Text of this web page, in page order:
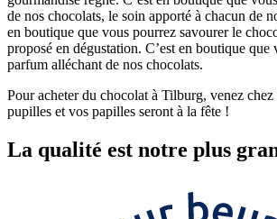
de nos chocolats, le soin apporté à chacun de
en boutique que vous pourrez savourer le
proposé en dégustation. C’est en boutique que
parfum alléchant de nos chocolats.
Pour acheter du chocolat à Tilburg, venez
pupilles et vos papilles seront à la fête !
La qualité est notre plus